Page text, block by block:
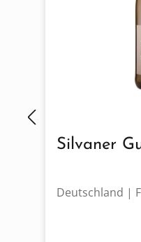
Silvaner
Deutschland |